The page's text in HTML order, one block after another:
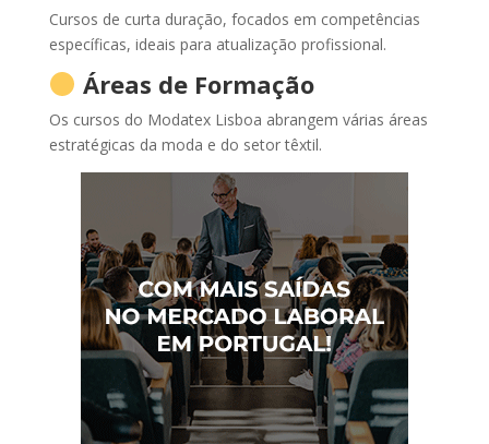
Cursos de curta duração, focados em competências
específicas, ideais para atualização profissional.
Áreas de Formação
Os cursos do Modatex Lisboa abrangem várias áreas
estratégicas da moda e do setor têxtil.